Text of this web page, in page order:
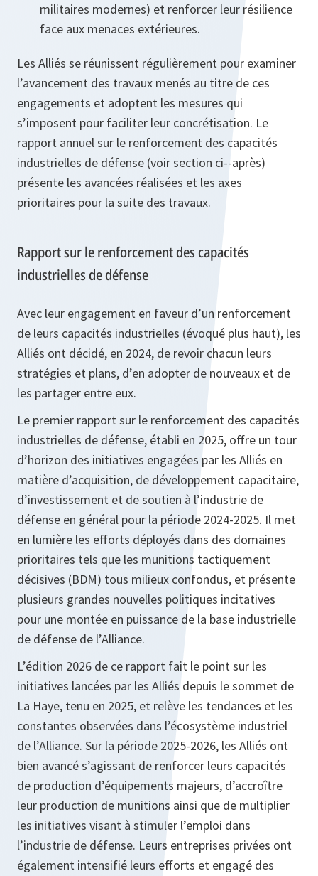
militaires modernes) et renforcer leur résilience
face aux menaces extérieures.
Les Alliés se réunissent régulièrement pour examiner
l’avancement des travaux menés au titre de ces
engagements et adoptent les mesures qui
s’imposent pour faciliter leur concrétisation. Le
rapport annuel sur le renforcement des capacités
industrielles de défense (voir section ci-‑après)
présente les avancées réalisées et les axes
prioritaires pour la suite des travaux.
Rapport sur le renforcement des capacités
industrielles de défense
Avec leur engagement en faveur d’un renforcement
de leurs capacités industrielles (évoqué plus haut), les
Alliés ont décidé, en 2024, de revoir chacun leurs
stratégies et plans, d’en adopter de nouveaux et de
les partager entre eux.
Le premier rapport sur le renforcement des capacités
industrielles de défense, établi en 2025, offre un tour
d’horizon des initiatives engagées par les Alliés en
matière d’acquisition, de développement capacitaire,
d’investissement et de soutien à l’industrie de
défense en général pour la période 2024-2025. Il met
en lumière les efforts déployés dans des domaines
prioritaires tels que les munitions tactiquement
décisives (BDM) tous milieux confondus, et présente
plusieurs grandes nouvelles politiques incitatives
pour une montée en puissance de la base industrielle
de défense de l’Alliance.
L’édition 2026 de ce rapport fait le point sur les
initiatives lancées par les Alliés depuis le sommet de
La Haye, tenu en 2025, et relève les tendances et les
constantes observées dans l’écosystème industriel
de l’Alliance. Sur la période 2025-2026, les Alliés ont
bien avancé s’agissant de renforcer leurs capacités
de production d’équipements majeurs, d’accroître
leur production de munitions ainsi que de multiplier
les initiatives visant à stimuler l’emploi dans
l’industrie de défense. Leurs entreprises privées ont
également intensifié leurs efforts et engagé des